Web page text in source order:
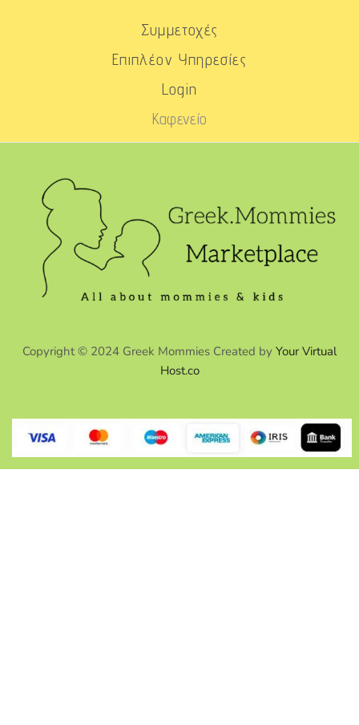
Συμμετοχές
Επιπλέον Υπηρεσίες
Login
Καφενείο
Copyright © 2024 Greek Mommies Created by Your Virtual
Host.co